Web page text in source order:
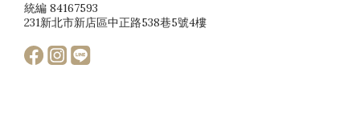
統編 84167593
231新北市新店區中正路538巷5號4樓